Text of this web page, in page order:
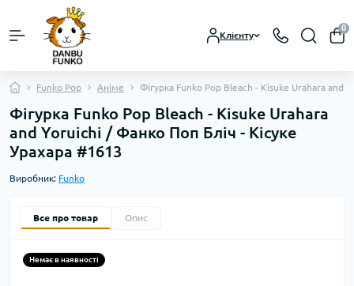
Клієнту
0
Funko Pop Аніме Фігурка Funko Pop Bleach - Kisuke Urahara and
Фігурка Funko Pop Bleach - Kisuke Urahara
and Yoruichi / Фанко Поп Бліч - Кісуке
Урахара #1613
Виробник: Funko
Все про товар Опис
Немає в наявності